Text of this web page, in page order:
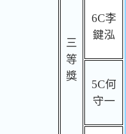
三
等
獎
6C李
鍵泓
5C何
守一